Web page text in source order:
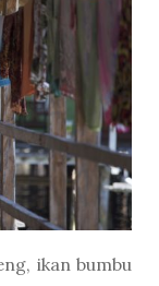
ikan bumbu